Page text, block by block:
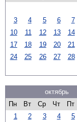
3
4 5 6 7
10
11 12 13 14
17
18 19 20 21
24
25 26 27 28
октябрь
Пн
Вт Ср Чт Пт
1
2 3 4 5